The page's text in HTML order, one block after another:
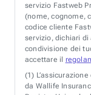
servizio Fastweb
(nome, cognome,
codice cliente
servizio, dichiari di
condivisione dei
accettare il
(1)
da Wallife